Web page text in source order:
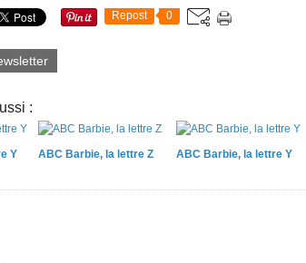
Repost 0
:
Y ABC Barbie, la lettre Z ABC Barbie, la lettre Y